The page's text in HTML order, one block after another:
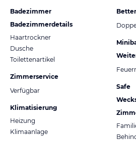
Badezimmer
Badezimmerdetails
Haartrockner
Dusche
Toilettenartikel
Zimmerservice
Verfügbar
Klimatisierung
Heizung
Klimaanlage
Safe